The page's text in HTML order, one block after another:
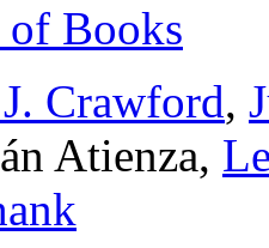
of Books
Crawford,
Atienza,